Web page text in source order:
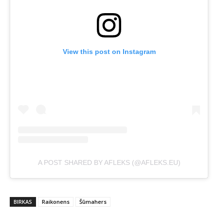
View this post on Instagram
A POST SHARED BY AFLEKS (@AFLEKS.EU)
BIRKAS Raikonens Šūmahers